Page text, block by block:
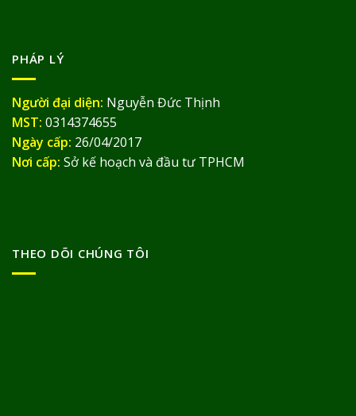
PHÁP LÝ
Người đại diện: Nguyễn Đức Thịnh
MST: 0314374655
Ngày cấp: 26/04/2017
Nơi cấp: Sở kế hoạch và đầu tư TPHCM
THEO DÕI CHÚNG TÔI